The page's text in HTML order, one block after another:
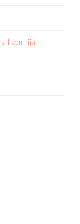
von Ilija